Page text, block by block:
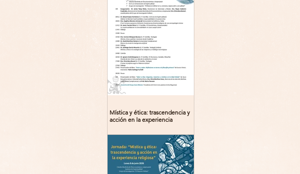
Mística y ética: trascendencia y
acción en la experiencia
del libro: 8 de junio (lunes),
Comillas (Madrid) 19horas